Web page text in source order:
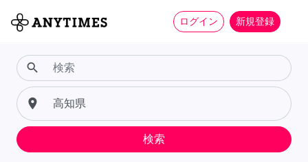
ログイン 新規登録
search
place
検索